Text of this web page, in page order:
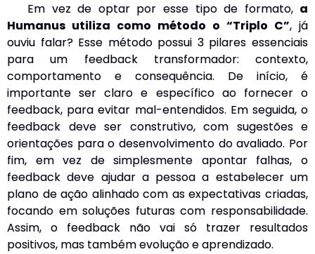
Em vez de optar por esse tipo de formato, a
Humanus utiliza como método o “Triplo C”, já
ouviu falar? Esse método possui 3 pilares essenciais
para um feedback transformador: contexto,
comportamento e consequência. De início, é
importante ser claro e específico ao fornecer o
feedback, para evitar mal-entendidos. Em seguida, o
feedback deve ser construtivo, com sugestões e
orientações para o desenvolvimento do avaliado. Por
fim, em vez de simplesmente apontar falhas, o
feedback deve ajudar a pessoa a estabelecer um
plano de ação alinhado com as expectativas criadas,
focando em soluções futuras com responsabilidade.
Assim, o feedback não vai só trazer resultados
positivos, mas também evolução e aprendizado.